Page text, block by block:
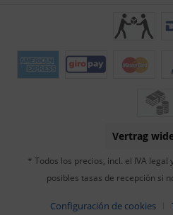
Vertrag
* Todos los precios, incl. el IVA legal
posibles tasas de recepción si
Configuración de cookies